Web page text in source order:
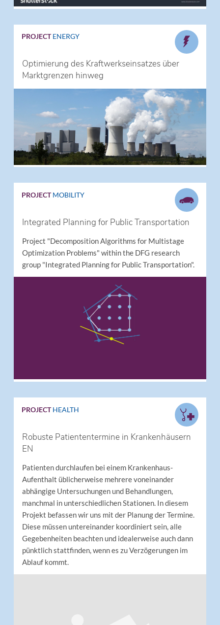
PROJECT ENERGY
Optimierung des Kraftwerkseinsatzes über
Marktgrenzen hinweg
PROJECT MOBILITY
Integrated Planning for Public Transportation
Project "Decomposition Algorithms for Multistage
Optimization Problems" within the DFG research
group "Integrated Planning for Public Transportation".
PROJECT HEALTH
Robuste Patiententermine in Krankenhäusern
EN
Patienten durchlaufen bei einem Krankenhaus-
Aufenthalt üblicherweise mehrere voneinander
abhängige Untersuchungen und Behandlungen,
manchmal in unterschiedlichen Stationen. In diesem
Projekt befassen wir uns mit der Planung der Termine.
Diese müssen untereinander koordiniert sein, alle
Gegebenheiten beachten und idealerweise auch dann
pünktlich stattfinden, wenn es zu Verzögerungen im
Ablauf kommt.